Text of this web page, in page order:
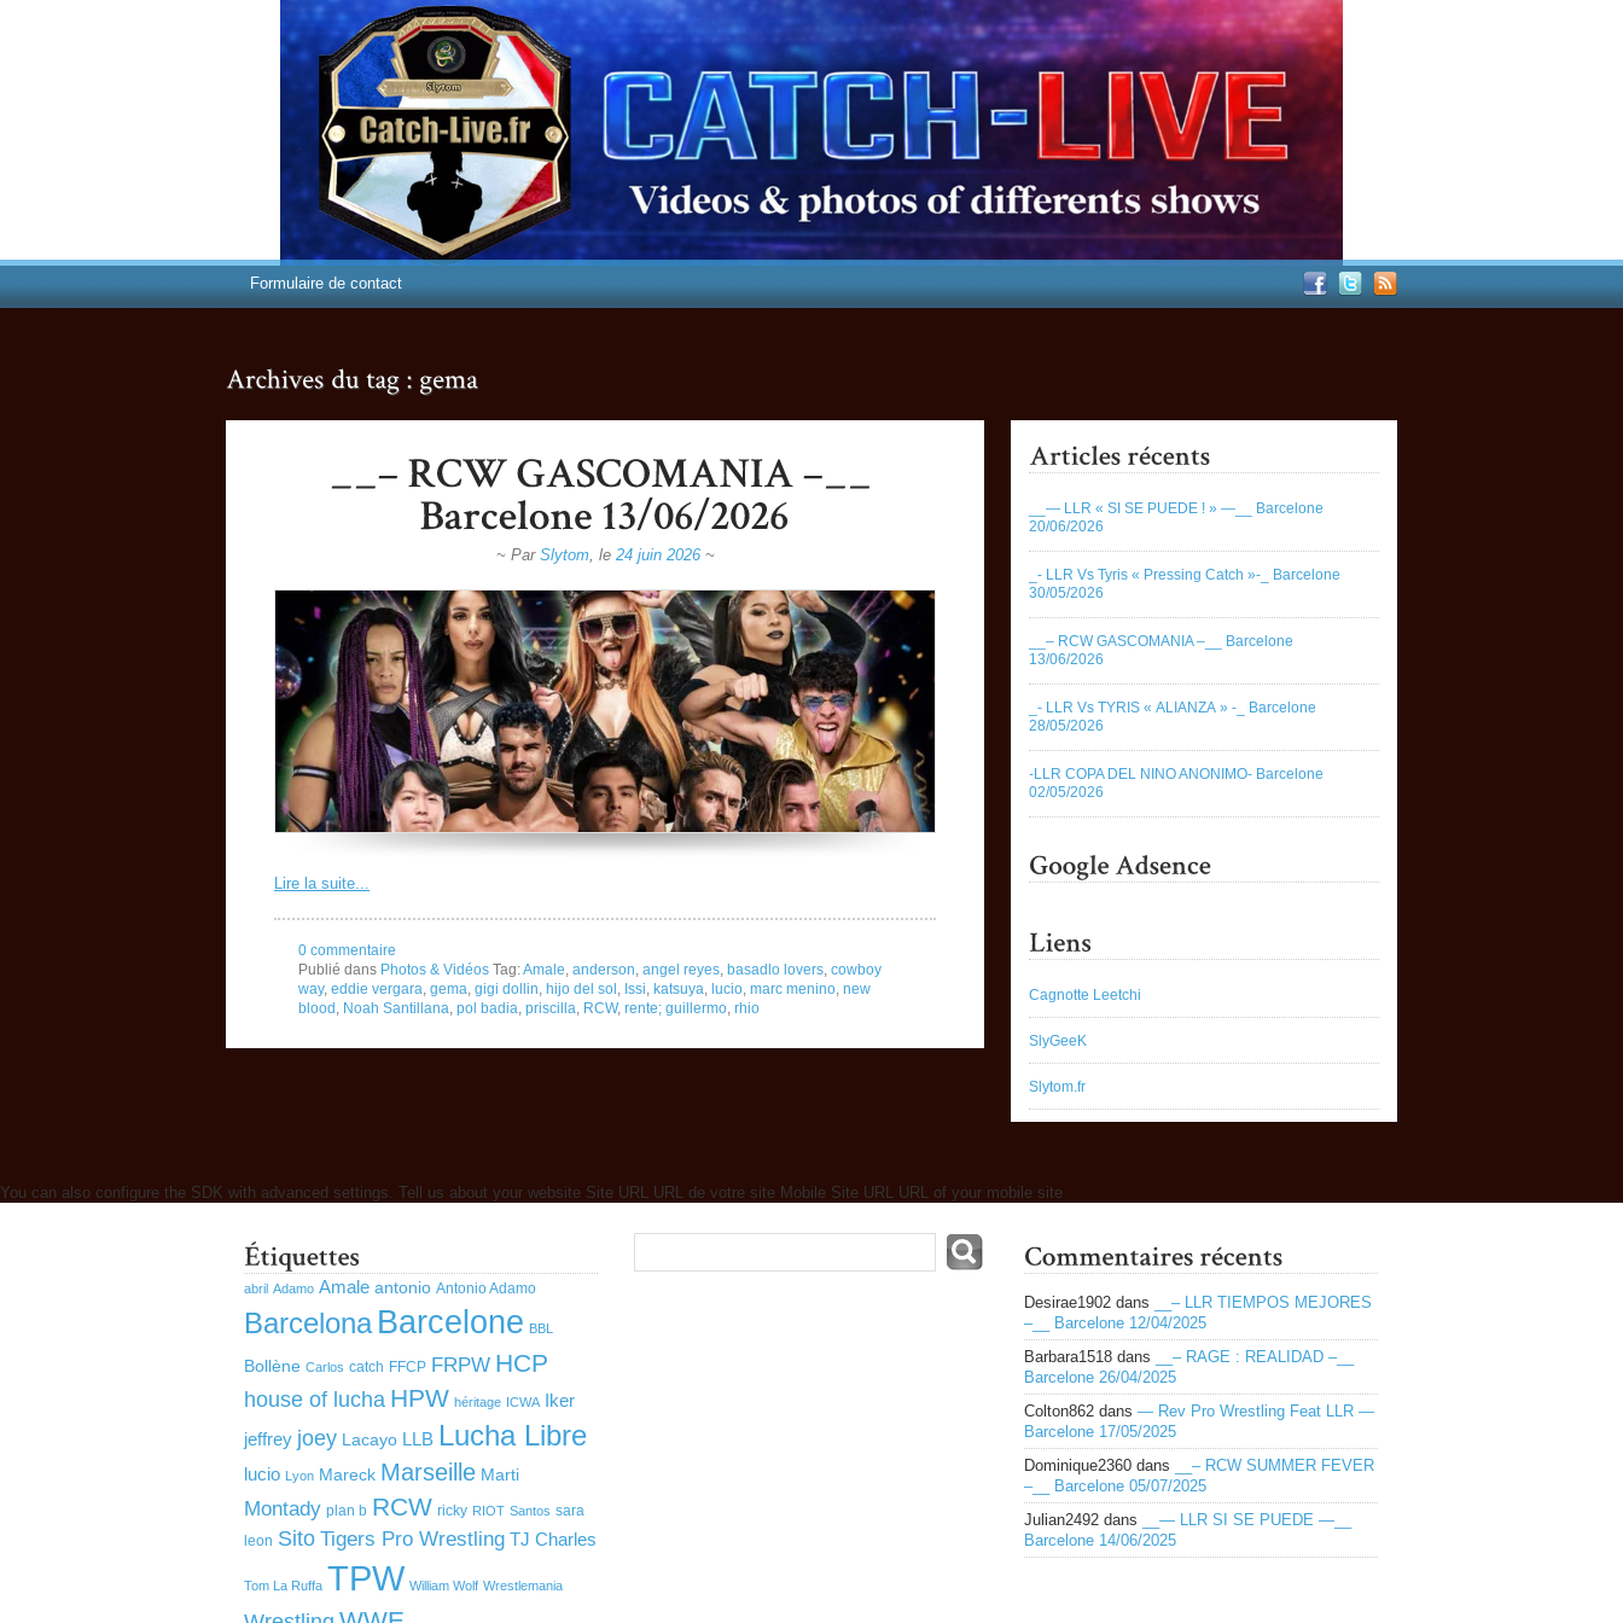
Formulaire de contact
~ Par Slytom, le 24 juin 2026~
Lire la suite...
0 commentaire
Publié dans Photos & Vidéos Tag:Amale anderson angel reyes basadlo lovers cowboy
way, eddie vergara gema gigi dollin hijo del sol Issi katsuya lucio marc menino new
blood
Noah Santillana pol badia priscilla RCW, rente; guillermo rhio
__— LLR « SI SE PUEDE ! » —__ Barcelone
20/06/2026
_- LLR Vs Tyris « Pressing Catch »-_ Barcelone
30/05/2026
__– RCW GASCOMANIA –__ Barcelone
13/06/2026
_- LLR Vs TYRIS « ALIANZA » -_ Barcelone
28/05/2026
-LLR COPA DEL NINO ANONIMO- Barcelone
02/05/2026
Cagnotte Leetchi
SlyGeeK
Slytom.fr
You can also configure the SDK with advanced settings. Tell us about your website Site URL URL de votre site Mobile Site URL URL of your mobile site
abril Adamo Amale antonio Antonio Adamo
Barcelona Barcelone BBL
Bollène Carlos catch FFCP FRPW HCP
house of lucha HPW héritage ICWA Iker
jeffrey joey Lacayo LLB Lucha Libre
lucio Lyon Mareck Marseille Marti
Montady plan b RCW ricky RIOT Santos sara
leon Sito Tigers Pro Wrestling TJ Charles
Tom La Ruffa TPW William Wolf Wrestlemania
Desirae1902 dans
__– LLR TIEMPOS MEJORES
–__ Barcelone 12/04/2025
Barbara1518 dans
__– RAGE : REALIDAD –__
Barcelone 26/04/2025
Colton862 dans — Rev Pro Wrestling Feat LLR —
Barcelone 17/05/2025
Dominique2360 dans
__– RCW SUMMER FEVER
–__ Barcelone 05/07/2025
Julian2492 dans
__— LLR SI SE PUEDE —__
Barcelone 14/06/2025